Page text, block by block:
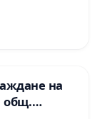
на
общ.